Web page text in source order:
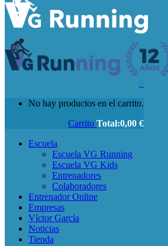
No hay productos en el carrito.
Carrito Total:0,00 €
Escuela
Escuela VG Running
Escuela VG Kids
Entrenadores
Colaboradores
Entrenador Online
Empresas
Víctor García
Noticias
Tienda